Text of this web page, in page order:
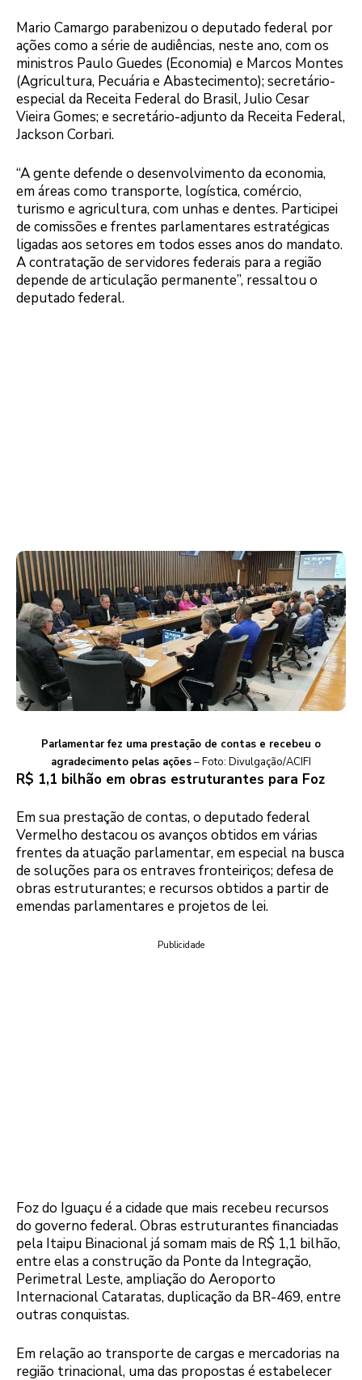
Mario Camargo parabenizou o deputado federal por
ações como a série de audiências, neste ano, com os
ministros Paulo Guedes (Economia) e Marcos Montes
(Agricultura, Pecuária e Abastecimento); secretário-
especial da Receita Federal do Brasil, Julio Cesar
Vieira Gomes; e secretário-adjunto da Receita Federal,
Jackson Corbari.
“A gente defende o desenvolvimento da economia,
em áreas como transporte, logística, comércio,
turismo e agricultura, com unhas e dentes. Participei
de comissões e frentes parlamentares estratégicas
ligadas aos setores em todos esses anos do mandato.
A contratação de servidores federais para a região
depende de articulação permanente”, ressaltou o
deputado federal.
Parlamentar fez uma prestação de contas e recebeu o
agradecimento pelas ações– Foto: Divulgação/ACIFI
R$ 1,1 bilhão em obras estruturantes para Foz
Em sua prestação de contas, o deputado federal
Vermelho destacou os avanços obtidos em várias
frentes da atuação parlamentar, em especial na busca
de soluções para os entraves fronteiriços; defesa de
obras estruturantes; e recursos obtidos a partir de
emendas parlamentares e projetos de lei.
Publicidade
Foz do Iguaçu é a cidade que mais recebeu recursos
do governo federal. Obras estruturantes financiadas
pela Itaipu Binacional já somam mais de R$ 1,1 bilhão,
entre elas a construção da Ponte da Integração,
Perimetral Leste, ampliação do Aeroporto
Internacional Cataratas, duplicação da BR-469, entre
outras conquistas.
Em relação ao transporte de cargas e mercadorias na
região trinacional, uma das propostas é estabelecer